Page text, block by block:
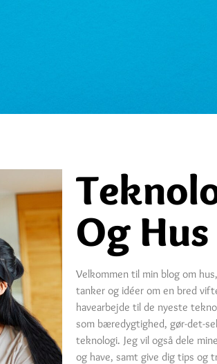
Og
Velkommen til min blog om
tanker og idéer om en bred
havearbejde til de nyeste
som bæredygtighed, gør-det-
teknologi. Jeg vil også dele
og have, samt give dig tips og